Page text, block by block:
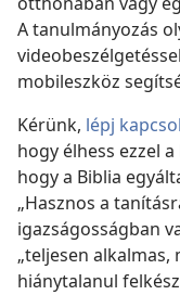
A tanulmányozás
mobileszköz
Kérünk, lépj
hogy élhess ezzel
hogy a Biblia
„Hasznos a
igazságosságban
„teljesen
hiánytalanul